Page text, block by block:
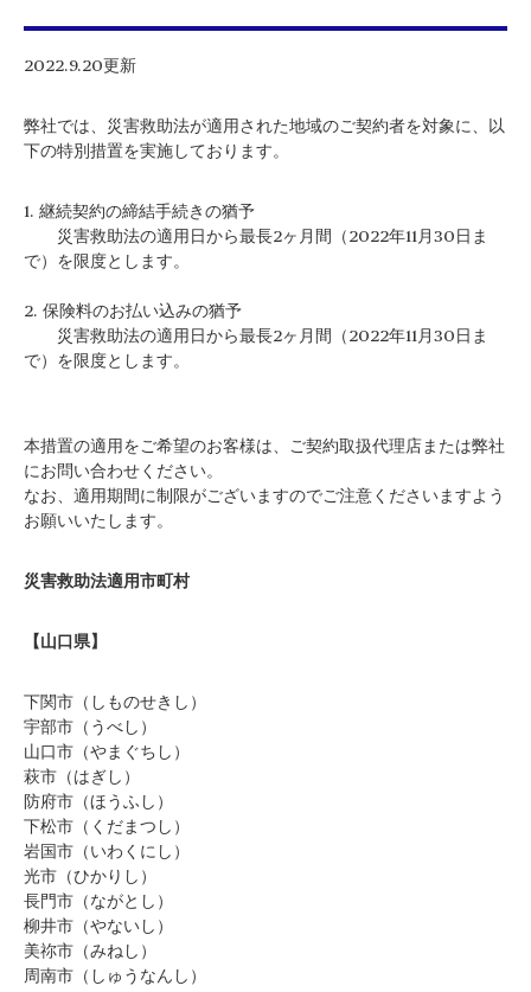
2022.9.20更新
弊社では、災害救助法が適用された地域のご契約者を対象に、以
下の特別措置を実施しております。
1. 継続契約の締結手続きの猶予
災害救助法の適用日から最長2ヶ月間（2022年11月30日ま
で）を限度とします。
2. 保険料のお払い込みの猶予
災害救助法の適用日から最長2ヶ月間（2022年11月30日ま
で）を限度とします。
本措置の適用をご希望のお客様は、ご契約取扱代理店または弊社
にお問い合わせください。
なお、適用期間に制限がございますのでご注意くださいますよう
お願いいたします。
災害救助法適用市町村
【山口県】
下関市（しものせきし）
宇部市（うべし）
山口市（やまぐちし）
萩市（はぎし）
防府市（ほうふし）
下松市（くだまつし）
岩国市（いわくにし）
光市（ひかりし）
長門市（ながとし）
柳井市（やないし）
美祢市（みねし）
周南市（しゅうなんし）